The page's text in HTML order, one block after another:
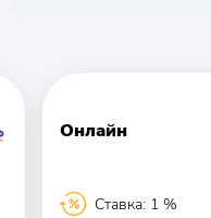
Онлайн
Ставка: 1 %